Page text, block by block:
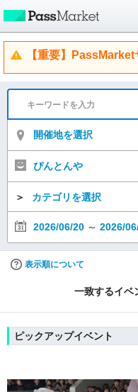
【重要】
開催地を選択
ぴんとんや
＞ カテゴリを選択
2026/06/20 ～ 2026/
表示順について
一致するイベ
ピックアップイベント